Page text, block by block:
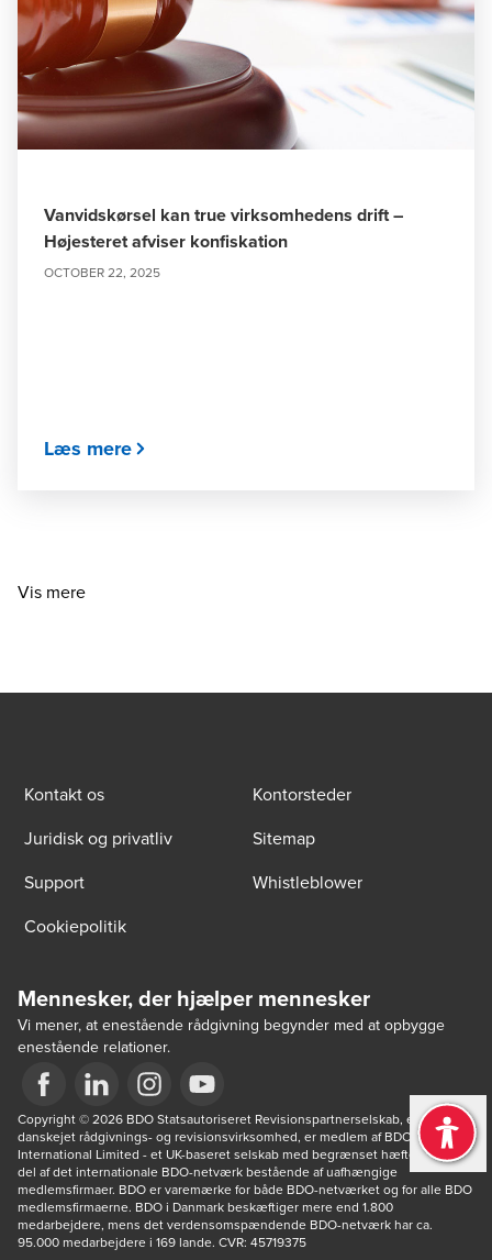
Vanvidskørsel kan true virksomhedens drift –
Højesteret afviser konfiskation
OCTOBER 22, 2025
Læs mere
Vis mere
Kontakt os
Kontorsteder
Juridisk og privatliv
Sitemap
Support
Whistleblower
Cookiepolitik
Mennesker, der hjælper mennesker
Vi mener, at enestående rådgivning begynder med at opbygge
enestående relationer.
Opens in a new window/tab
Opens in a new window/tab
Opens in a new window/tab
Opens in a new window/tab
Copyright © 2026 BDO Statsautoriseret Revisionspartnerselskab, en
danskejet rådgivnings- og revisionsvirksomhed, er medlem af BDO
International Limited - et UK-baseret selskab med begrænset hæftelse - og
del af det internationale BDO-netværk bestående af uafhængige
medlemsfirmaer. BDO er varemærke for både BDO-netværket og for alle BDO
medlemsfirmaerne. BDO i Danmark beskæftiger mere end 1.800
medarbejdere, mens det verdensomspændende BDO-netværk har ca.
95.000 medarbejdere i 169 lande. CVR: 45719375